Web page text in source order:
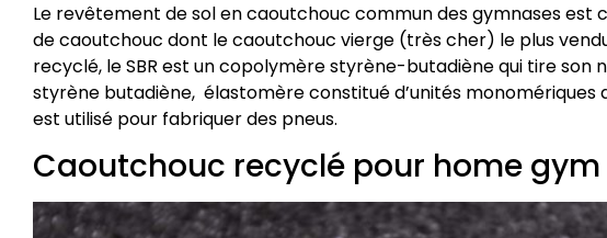
Le revêtement de sol en caoutchouc commun des gymnases est
de caoutchouc dont le caoutchouc vierge (très cher) le plus
recyclé, le SBR est un copolymère styrène-butadiène qui tire son
styrène butadiène, élastomère constitué d’unités monomériques
est utilisé pour fabriquer des pneus.
Caoutchouc recyclé pour home